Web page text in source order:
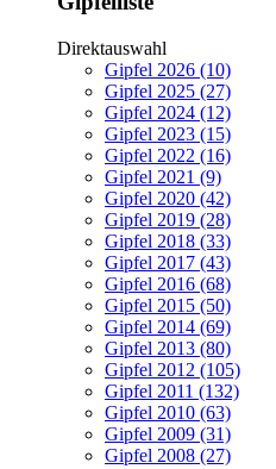
Direktauswahl
Gipfel 2026 (10)
Gipfel 2025 (27)
Gipfel 2024 (12)
Gipfel 2023 (15)
Gipfel 2022 (16)
Gipfel 2021 (9)
Gipfel 2020 (42)
Gipfel 2019 (28)
Gipfel 2018 (33)
Gipfel 2017 (43)
Gipfel 2016 (68)
Gipfel 2015 (50)
Gipfel 2014 (69)
Gipfel 2013 (80)
Gipfel 2012 (105)
Gipfel 2011 (132)
Gipfel 2010 (63)
Gipfel 2009 (31)
Gipfel 2008 (27)